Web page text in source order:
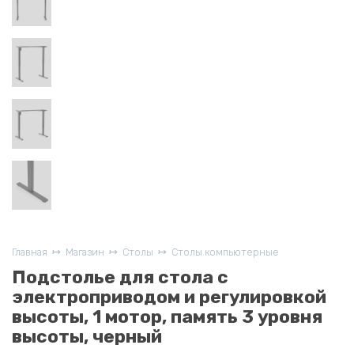
Главная Магазин Столы Столы компьютерные
Подстолье для стола с
электроприводом и регулировкой
высоты, 1 мотор, память 3 уровня
высоты, черный